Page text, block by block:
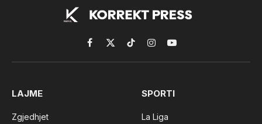
Facebook
X
(Twitter)
TikTokInstagramYouTube
LAJME
Zgjedhjet
SPORTI
La Liga